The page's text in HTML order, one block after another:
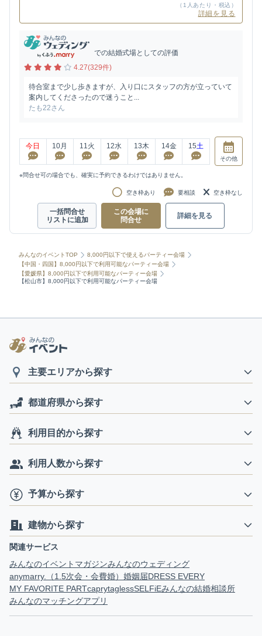
（1人あたり・税込）
詳細を見る
での結婚式場としての評価
4.27(329件)
待合室まで少し歩きますが、入り口にスタッフの方が立っていて
案内してくださったので迷うこと...
たも22さん
今日 10月 11火 12水 13木 14金 15土
その他
※問合せ可の場合でも、確実に予約できるわけではありません。
空き枠あり 要相談 空き枠なし
一括問合せ
リストに追加
この会場に
問合せ
詳細を見る
みんなのイベントTOP
8,000円以下で使えるパーティー会場
【中国・四国】8,000円以下で利用可能なパーティー会場
【愛媛県】8,000円以下で利用可能なパーティー会場
【松山市】8,000円以下で利用可能なパーティー会場
主要エリアから探す
都道府県から探す
利用目的から探す
利用人数から探す
予算から探す
建物から探す
関連サービス
みんなのイベントマガジンみんなのウェディング
anymarry.（1.5次会・会費婚） 婚姻届DRESS EVERY
MY FAVORITE PARTcaprytaglessSELFiEみんなの結婚相談所
みんなのマッチングアプリ